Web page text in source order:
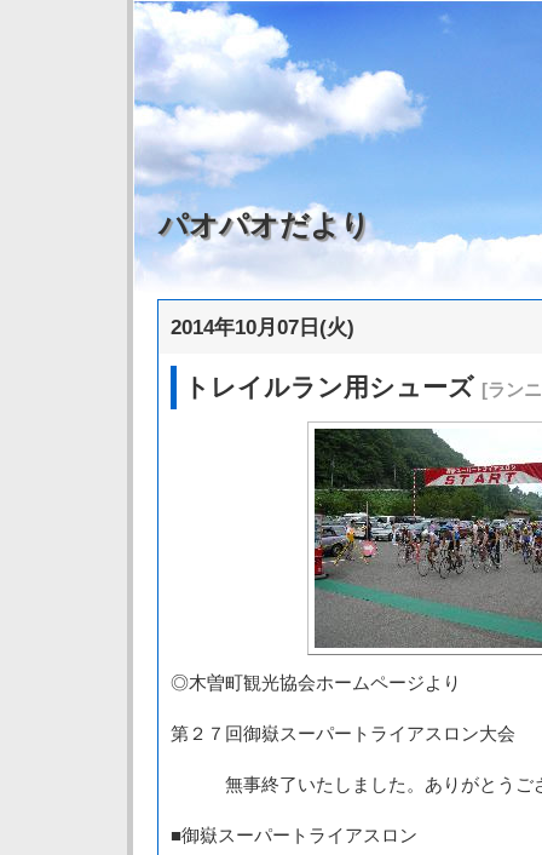
パオパオだより
2014年10月07日(火)
トレイルラン用シューズ [ラン
◎木曽町観光協会ホームページより
第２７回御嶽スーパートライアスロン大会
無事終了いたしました。ありがとうご
■御嶽スーパートライアスロン